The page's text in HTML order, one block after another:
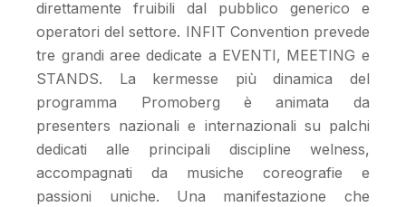
direttamente fruibili dal pubblico generico e
operatori del settore. INFIT Convention prevede
tre grandi aree dedicate a EVENTI, MEETING e
STANDS. La kermesse più dinamica del
programma Promoberg è animata da
presenters nazionali e internazionali su palchi
dedicati alle principali discipline welness,
accompagnati da musiche coreografie e
passioni uniche. Una manifestazione che